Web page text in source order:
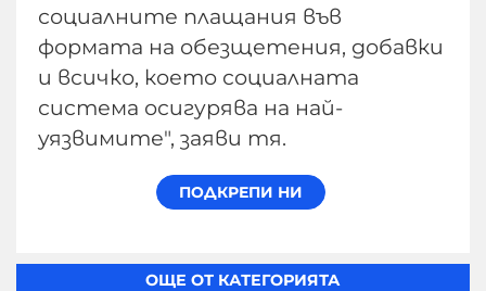
социалните плащания във
формата на обезщетения, добавки
и всичко, което социалната
система осигурява на най-
уязвимите", заяви тя.
ОЩЕ ОТ КАТЕГОРИЯТА